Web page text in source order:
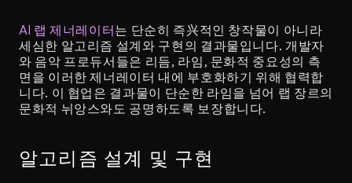
AI 랩 제너레이터는 단순히 즉兴적인 창작물이 아니라
세심한 알고리즘 설계와 구현의 결과물입니다. 개발자
와 음악 프로듀서들은 리듬, 라임, 문화적 중요성의 측
면을 이러한 제너레이터 내에 부호화하기 위해 협력합
니다. 이 협업은 결과물이 단순한 라임을 넘어 랩 장르의
문화적 뉘앙스와도 공명하도록 보장합니다.
알고리즘 설계 및 구현